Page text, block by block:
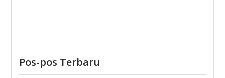
Pos-pos Terbaru